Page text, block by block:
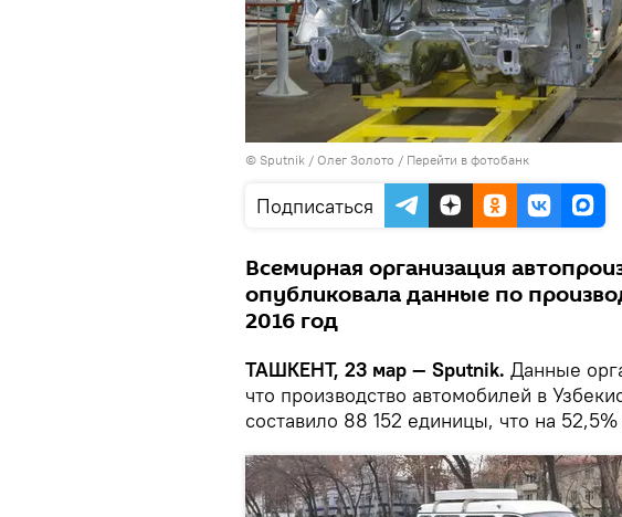
© Sputnik / Олег Золото / Перейти в фотобанк
Подписаться
Всемирная организация
опубликовала данные по
2016 год
ТАШКЕНТ, 23 мар — Sputnik. Данные
что производство автомобилей в
составило 88 152 единицы, что на